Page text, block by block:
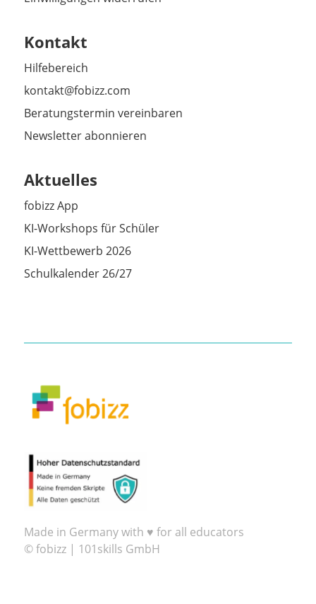
Kontakt
Hilfebereich
kontakt@fobizz.com
Beratungstermin vereinbaren
Newsletter abonnieren
Aktuelles
fobizz App
KI-Workshops für Schüler
KI-Wettbewerb 2026
Schulkalender 26/27
Made in Germany with ♥ for all educators
© fobizz | 101skills GmbH